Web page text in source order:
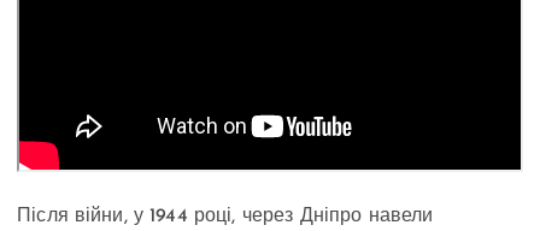
Після війни, у 1944 році, через Дніпро навели